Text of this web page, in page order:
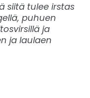
siitä tulee irstas
puhuen
ja
ja laulaen